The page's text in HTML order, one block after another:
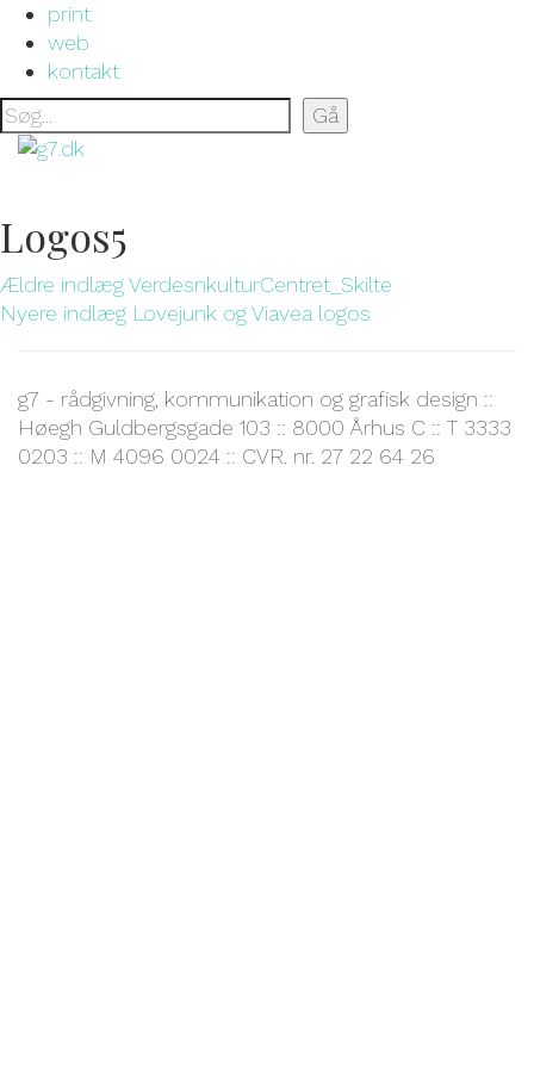
print
web
kontakt
Logos5
Ældre indlægVerdesnkulturCentret_Skilte
Nyere indlæg Lovejunk og Viavea logos
g7 - rådgivning, kommunikation og grafisk design ::
Høegh Guldbergsgade 103 :: 8000 Århus C :: T 3333
0203 :: M 4096 0024 :: CVR. nr. 27 22 64 26